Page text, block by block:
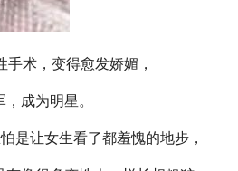
术，变得愈发娇媚，
成为明星。
是让女生看了都羞愧的地步，